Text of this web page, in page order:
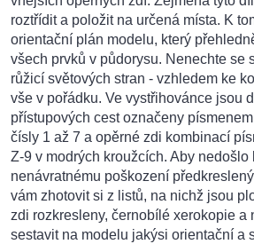
roztřídit a položit na určená místa. K
orientační plán modelu, který
všech prvků v půdorysu. Nenechte se
růžicí světových stran - vzhledem ke
vše v pořádku. Ve vystřihovánce jsou
přístupových cest označeny
čísly 1 až 7 a opěrné zdi kombinací
Z-9 v modrých kroužcích. Aby nedošlo
nenávratnému poškození
vám zhotovit si z listů, na nichž jsou
zdi rozkresleny, černobílé xerokopie a
sestavit na modelu jakýsi orientační a